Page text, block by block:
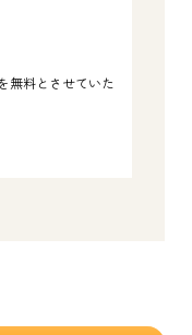
無料とさせていた